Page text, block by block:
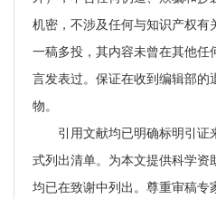
机密，不涉及任何与知识产权有
一稿多投，其内容未曾在其他任
言发表过。保证在收到编辑部的
物。
引用文献均已明确标明引证
式列出清单。为本文提供科学资
均已在致谢中列出。尊重审稿专